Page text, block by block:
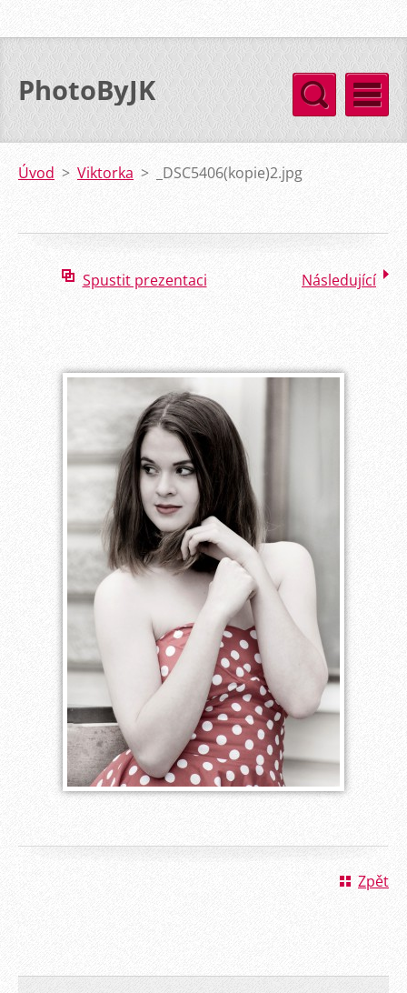
PhotoByJK
Úvod > Viktorka > _DSC5406(kopie)2.jpg
Spustit prezentaci Následující
Zpět